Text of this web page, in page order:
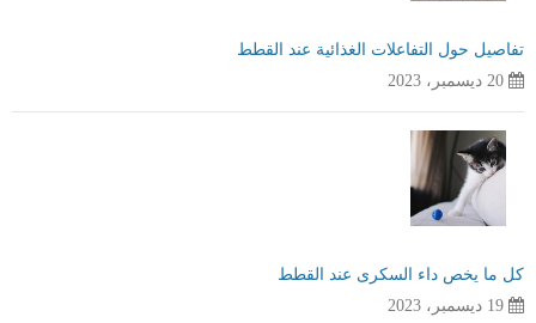
تفاصيل حول التفاعلات الغذائية عند القطط
20 ديسمبر، 2023
كل ما يخص داء السكرى عند القطط
19 ديسمبر، 2023